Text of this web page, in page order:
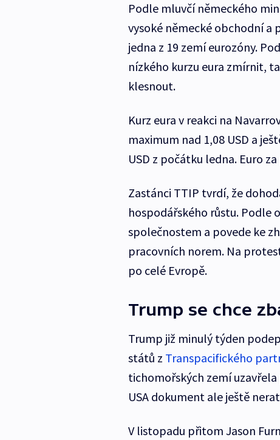
Podle mluvčí německého
vysoké německé obchodní
jedna z 19 zemí eurozóny.
nízkého kurzu eura zmírnit,
klesnout.
Kurz eura v reakci na
maximum nad 1,08 USD a
USD z počátku ledna. Euro
Zastánci TTIP tvrdí, že
hospodářského růstu. Podle
společnostem a povede ke
pracovních norem. Na
po celé Evropě.
Trump se chce
Trump již minulý týden
států z Transpacifického
tichomořských zemí
USA dokument ale ještě
V listopadu přitom Jason